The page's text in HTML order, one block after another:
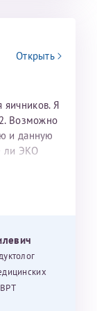
Открыть
Я
Возможно
и данную
ли ЭКО